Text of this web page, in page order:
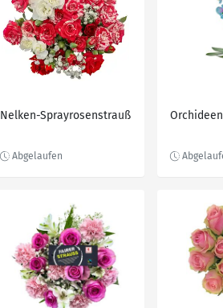
Nelken-Sprayrosenstrauß Orchideen